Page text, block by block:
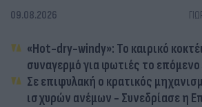
09.08.2026
«Hot-dry-windy»: Το καιρικό
συναγερμό για φωτιές το
Σε επιφυλακή ο κρατικός
ισχυρών ανέμων - Συνεδρίασε η